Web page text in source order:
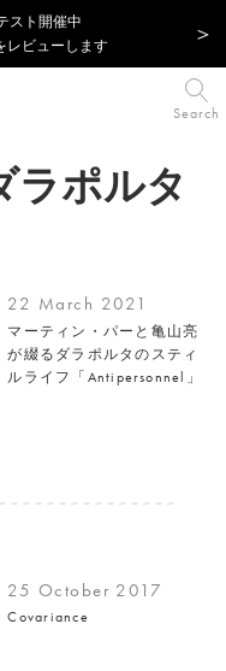
スト開催中
レビューします
Search
ラポルタ
22 March 2021
マーティン・パーと亀山亮
が綴るダラポルタのスティ
ルライフ「Antipersonnel」
25 October 2017
Covariance